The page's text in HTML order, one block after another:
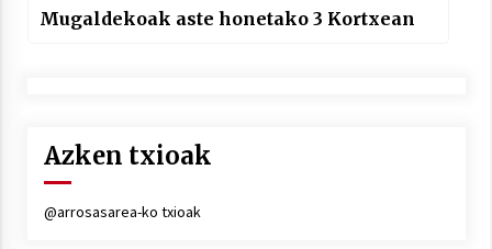
Mugaldekoak aste honetako 3 Kortxean
Azken txioak
@arrosasarea-ko txioak